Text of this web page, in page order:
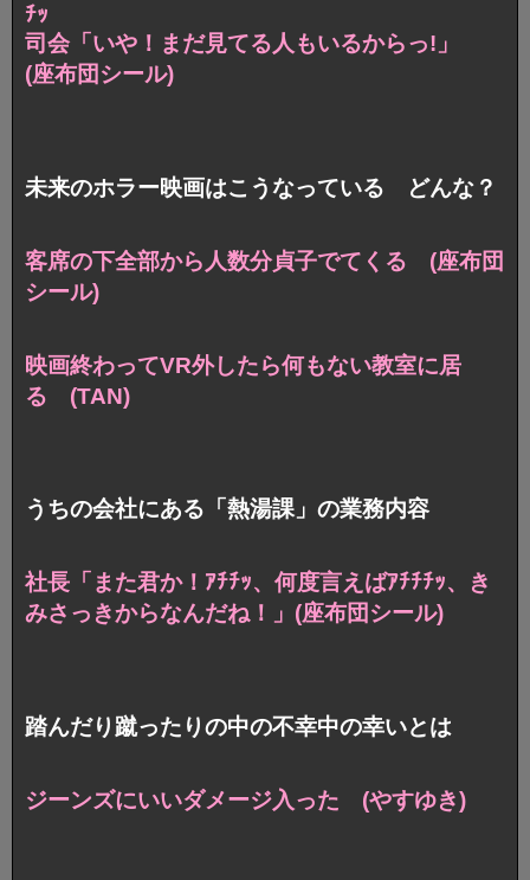
ﾁｯ
司会「いや！まだ見てる人もいるからっ!」
(座布団シール)
未来のホラー映画はこうなっている どんな？
客席の下全部から人数分貞子でてくる (座布団
シール)
映画終わってVR外したら何もない教室に居
る (TAN)
うちの会社にある「熱湯課」の業務内容
社長「また君か！ｱﾁﾁｯ、何度言えばｱﾁﾁﾁｯ、き
みさっきからなんだね！」 (座布団シール)
踏んだり蹴ったりの中の不幸中の幸いとは
ジーンズにいいダメージ入った (やすゆき)